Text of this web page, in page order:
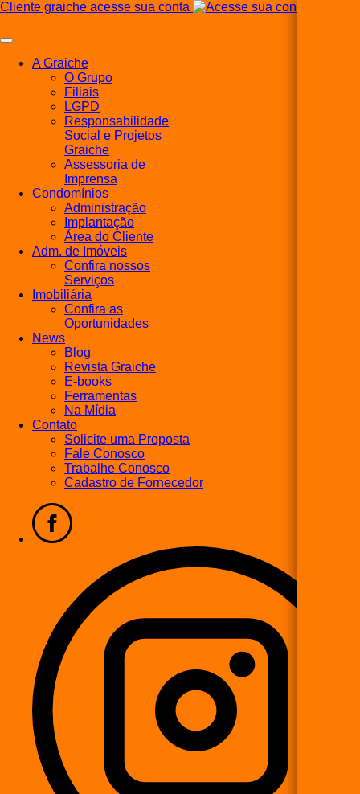
Cliente graiche acesse sua conta
A Graiche
O Grupo
Filiais
LGPD
Responsabilidade
Social e Projetos
Graiche
Assessoria de
Imprensa
Condomínios
Administração
Implantação
Área do Cliente
Adm. de Imóveis
Confira nossos
Serviços
Imobiliária
Confira as
Oportunidades
News
Blog
Revista Graiche
E-books
Ferramentas
Na Mídia
Contato
Solicite uma Proposta
Fale Conosco
Trabalhe Conosco
Cadastro de Fornecedor